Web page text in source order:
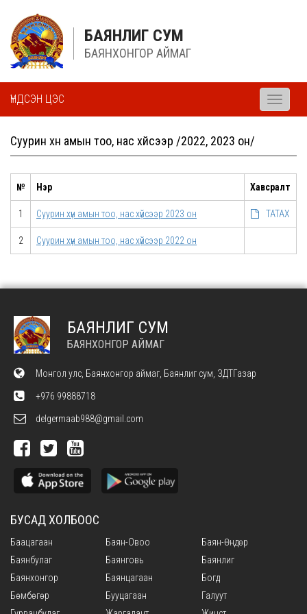
БАЯНЛИГ СУМ
БАЯНХОНГОР АЙМАГ
ҮНДСЭН ЦЭС
Toggle
Суурин хүн амын тоо, нас хүйсээр /2022, 2023 он/
№ Нэр Хавсралт
1 Суурин хүн амын тоо, нас хүйсээр 2023 он ТАТАХ
2 Суурин хүн амын тоо, нас хүйсээр 2022 он
БАЯНЛИГ СУМ
БАЯНХОНГОР АЙМАГ
Монгол улс, Баянхонгор аймаг, Баянлиг сум, ЗДТГазар
+976 99888718
delgermaab988@gmail.com
БУСАД ХОЛБООС
Баацагаан Баян-Овоо
Баян-Өндөр
Баянбулаг
Баянговь
Баянлиг
Баянхонгор
Баянцагаан
Богд
Бөмбөгөр
Бууцагаан
Галуут